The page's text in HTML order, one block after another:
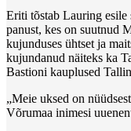
Eriti tõstab Lauring
panust, kes on suutnud
kujunduses ühtset ja
kujundanud näiteks ka
Bastioni kauplused
„Meie uksed on
Võrumaa inimesi